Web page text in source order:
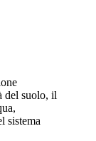
del suolo, il
sistema